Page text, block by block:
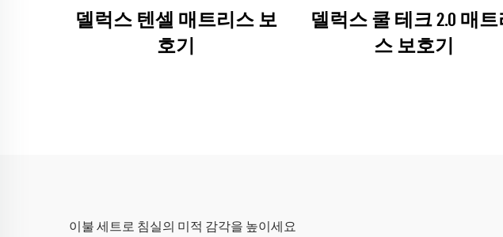
델럭스 텐셀 매트리스 보
호기
델럭스 쿨 테크 2.0 매트
스 보호기
이불 세트로 침실의 미적 감각을 높이세요